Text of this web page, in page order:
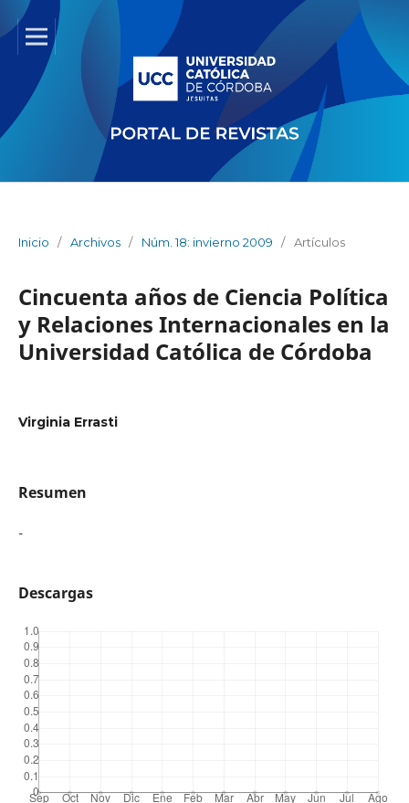
Inicio / Archivos / Núm. 18: invierno 2009 / Artículos
Cincuenta años de Ciencia Política
y Relaciones Internacionales en la
Universidad Católica de Córdoba
Virginia Errasti
Resumen
-
Descargas